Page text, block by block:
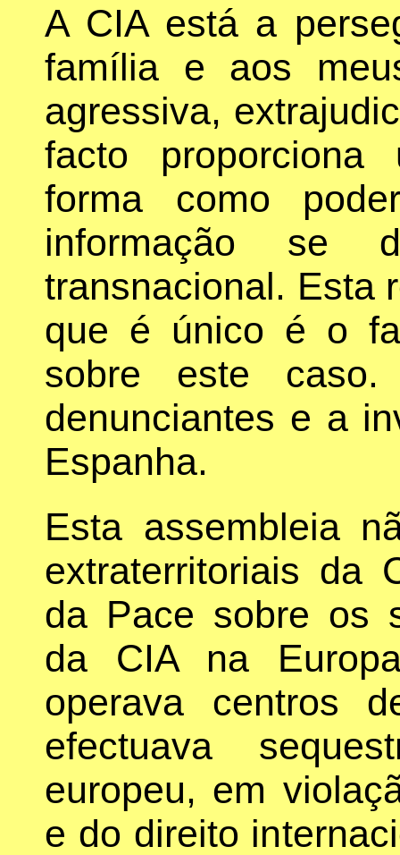
A CIA está a
família e aos
agressiva,
facto
forma como
informação se
transnacional. Esta
que é único é o
sobre este caso.
denunciantes e a
Espanha.
Esta assembleia
extraterritoriais da
da Pace sobre os
da CIA na
operava centros
efectuava
europeu, em
e do direito